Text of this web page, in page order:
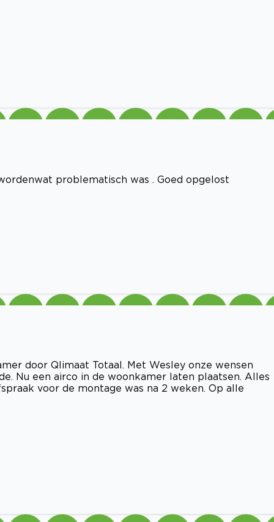
problematisch was . Goed opgelost
door Qlimaat Totaal. Met Wesley onze wensen
Nu een airco in de woonkamer laten plaatsen. Alles
voor de montage was na 2 weken. Op alle